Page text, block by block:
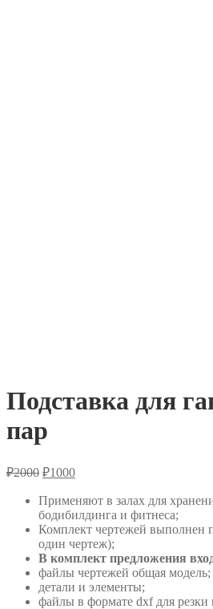
Подставка для
пар
₽2000 Первоначальная
составляла
₽2000.
₽1000Текущая
₽1000.
Применяют в залах для
бодибилдинга и фитнеса;
Комплект чертежей
один чертеж);
В комплект предложения
файлы чертежей общая модель;
детали и элементы;
файлы в формате dxf для резки